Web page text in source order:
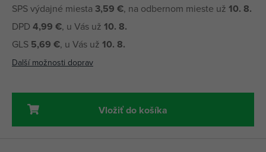
SPS výdajné miesta 3,59 €, na odbernom mieste už 10. 8.
DPD 4,99 €, u Vás už 10. 8.
GLS 5,69 €, u Vás už 10. 8.
Další možnosti doprav
Vložiť do košíka